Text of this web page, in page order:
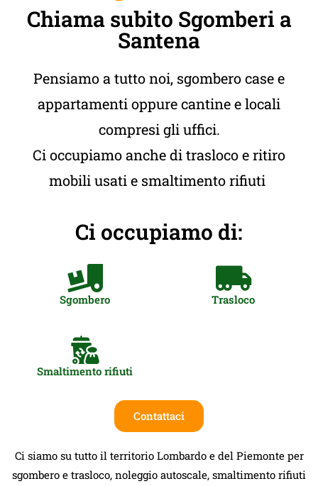
Chiama subito Sgomberi a
Santena
Pensiamo a tutto noi, sgombero case e
appartamenti oppure cantine e locali
compresi gli uffici.
Ci occupiamo anche di trasloco e ritiro
mobili usati e smaltimento rifiuti
Ci occupiamo di:
Sgombero Trasloco
Smaltimento rifiuti
Contattaci
Ci siamo su tutto il territorio Lombardo e del Piemonte per
sgombero e trasloco, noleggio autoscale, smaltimento rifiuti